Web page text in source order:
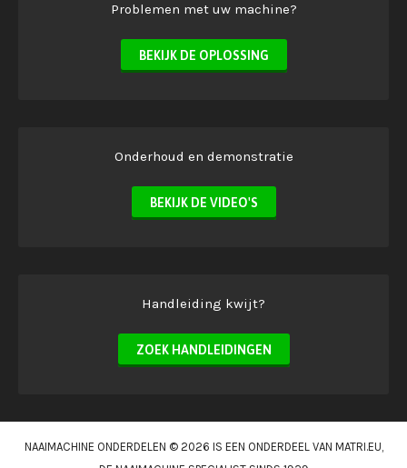
Problemen met uw machine?
BEKIJK DE OPLOSSING
Onderhoud en demonstratie
BEKIJK DE VIDEO'S
Handleiding kwijt?
ZOEK HANDLEIDINGEN
NAAIMACHINE ONDERDELEN © 2026 IS EEN ONDERDEEL VAN MATRI.EU,